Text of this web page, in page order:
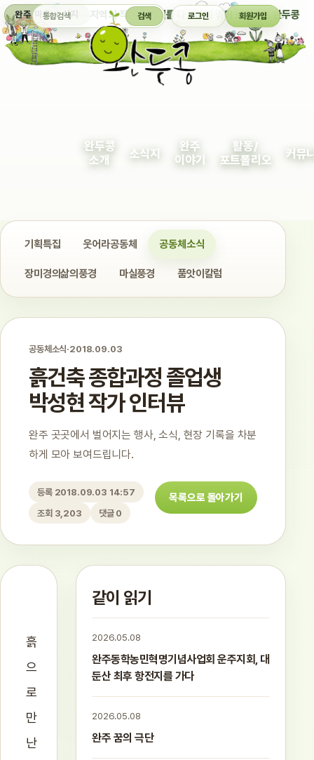
완주 마을 소식지 지역의 작은 이야기를 다정하게 엮어 보여주는 완두콩
통합검색 검색 로그인 회원가입
완두콩
소개
소식지
완주
이야기
활동/
포트폴리오
커뮤
기획특집 웃어라공동체 공동체소식
장미경의삶의풍경 마실풍경 품앗이칼럼
공동체소식·2018.09.03
흙건축 종합과정 졸업생
박성현 작가 인터뷰
완주 곳곳에서 벌어지는 행사, 소식, 현장 기록을 차분
하게 모아 보여드립니다.
등록 2018.09.03 14:57
조회 3,203
댓글 0
목록으로 돌아가기
흙
으
로
만
난
같이 읽기
2026.05.08
완주동학농민혁명기념사업회 운주지회, 대
둔산 최후 항전지를 가다
2026.05.08
완주 꿈의 극단